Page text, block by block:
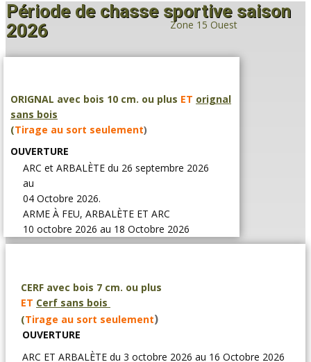
Période de chasse ​sportive saison
2026
Zone 15 Ouest
ORIGNAL avec bois 10 cm. ou plus ET orignal
sans bois
(Tirage au sort seulement)
OUVERTURE
ARC et ARBALÈTE du 26 septembre 2026
au
04 Octobre 2026.
ARME À FEU, ARBALÈTE ET ARC
10 octobre 2026 au 18 Octobre 2026
CERF avec bois 7 cm. ou plus
ET Cerf sans bois
(Tirage au sort seulement)
OUVERTURE
ARC ET ARBALÈTE du 3 octobre 2026 au 16 Octobre 2026